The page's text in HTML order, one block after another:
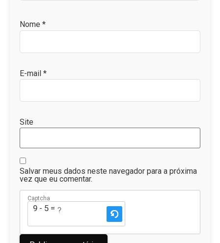
Nome *
E-mail *
Site
Salvar meus dados neste navegador para a próxima
vez que eu comentar.
Captcha
9 - 5 = ?